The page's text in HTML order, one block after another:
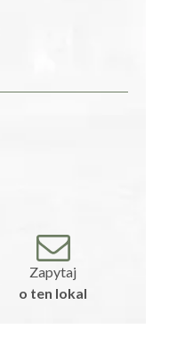
Zapytaj
o ten lokal